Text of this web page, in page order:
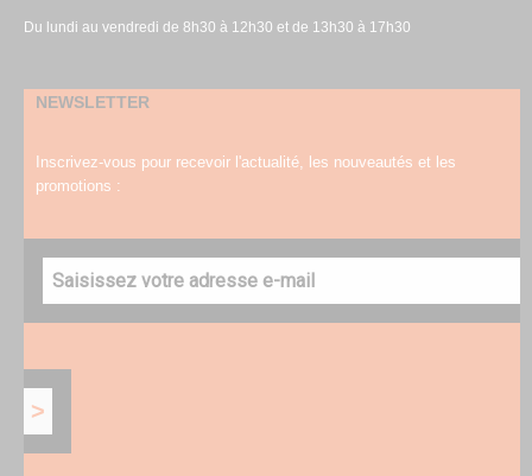
Du lundi au vendredi de 8h30 à 12h30 et de 13h30 à 17h30
NEWSLETTER
Inscrivez-vous pour recevoir l'actualité, les nouveautés et les
promotions :